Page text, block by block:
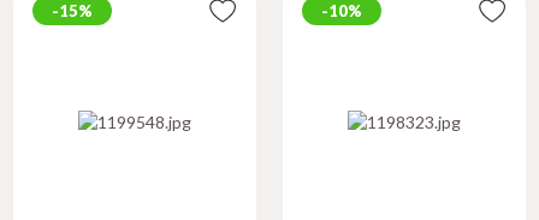
15% 10%